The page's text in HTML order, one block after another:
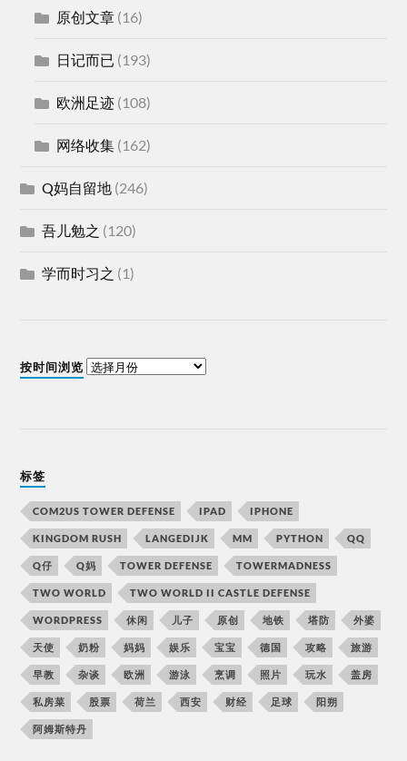
原创文章 (16)
日记而已 (193)
欧洲足迹 (108)
网络收集 (162)
Q妈自留地 (246)
吾儿勉之 (120)
学而时习之 (1)
按时间浏览
标签
COM2US TOWER DEFENSE IPAD IPHONE
KINGDOM RUSH LANGEDIJK MM PYTHON QQ
Q仔 Q妈 TOWER DEFENSE TOWERMADNESS
TWO WORLD TWO WORLD II CASTLE DEFENSE
WORDPRESS 休闲 儿子 原创 地铁 塔防 外婆
天使 奶粉 妈妈 娱乐 宝宝 德国 攻略 旅游
早教 杂谈 欧洲 游泳 烹调 照片 玩水 盖房
私房菜 股票 荷兰 西安 财经 足球 阳朔
阿姆斯特丹